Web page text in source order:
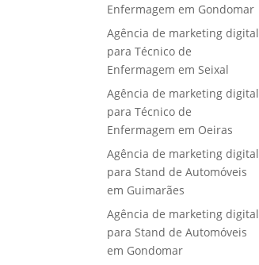
Enfermagem em Gondomar
Agência de marketing digital
para Técnico de
Enfermagem em Seixal
Agência de marketing digital
para Técnico de
Enfermagem em Oeiras
Agência de marketing digital
para Stand de Automóveis
em Guimarães
Agência de marketing digital
para Stand de Automóveis
em Gondomar